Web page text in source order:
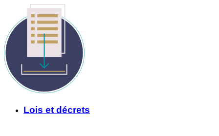
Lois et décrets